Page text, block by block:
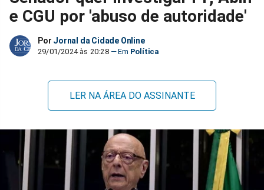
no
Facebook
no
Whatsapp
no
Twitter
no
Messenger
no
no
e CGU por 'abuso de autoridade'
Por Jornal da Cidade Online
29/01/2024 às 20:28 Política
LER NA ÁREA DO ASSINANTE